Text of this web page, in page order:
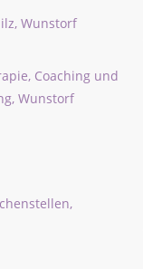
Wunstorf
Coaching und
Wunstorf